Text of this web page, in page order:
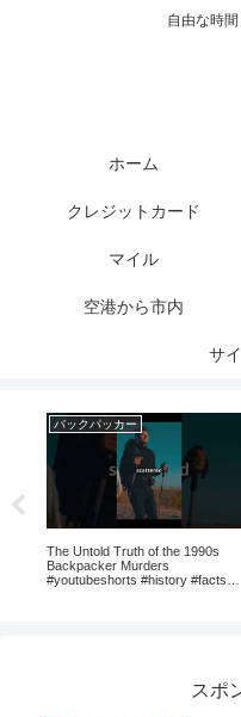
自由な時
ホーム
クレジットカード
マイル
空港から市内
サ
バックパッカー
The Untold Truth of the 1990s
Backpacker Murders
#youtubeshorts #history #facts
スポ